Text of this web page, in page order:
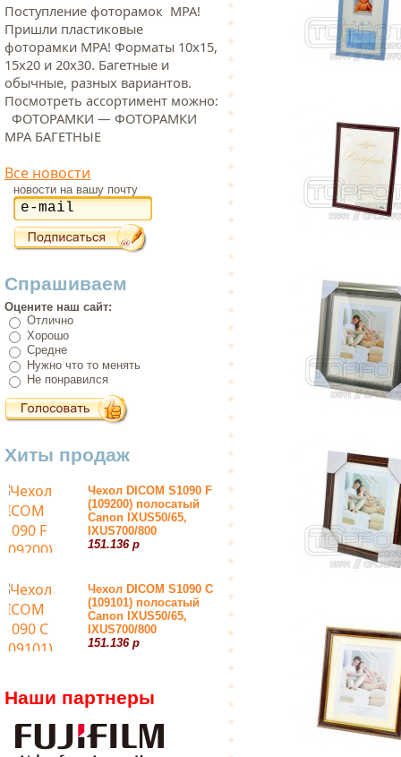
Поступление фоторамок МРА!
Пришли пластиковые
фоторамки МРА! Форматы 10х15,
15х20 и 20х30. Багетные и
обычные, разных вариантов.
Посмотреть ассортимент можно:
ФОТОРАМКИ — ФОТОРАМКИ
МРА БАГЕТНЫЕ
Все новости
новости на вашу почту
Спрашиваем
Оцените наш сайт:
Отлично
Хорошо
Средне
Нужно что то менять
Не понравился
Хиты продаж
Чехол DICOM S1090 F
(109200) полосатый
Canon IXUS50/65,
IXUS700/800
151.136 р
Чехол DICOM S1090 С
(109101) полосатый
Canon IXUS50/65,
IXUS700/800
151.136 р
Наши партнеры